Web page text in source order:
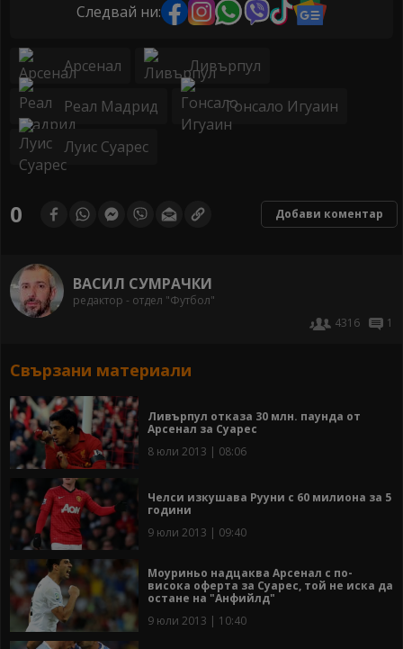
Следвай ни:
Арсенал Ливърпул
Реал Мадрид Гонсало Игуаин
Луис Суарес
0 Добави коментар
ВАСИЛ СУМРАЧКИ
редактор - отдел "Футбол"
4316
1
Свързани материали
Ливърпул отказа 30 млн. паунда от
Арсенал за Суарес
8 юли 2013 | 08:06
Челси изкушава Рууни с 60 милиона за 5
години
9 юли 2013 | 09:40
Моуриньо надцаква Арсенал с по-
висока оферта за Суарес, той не иска да
остане на "Анфийлд"
9 юли 2013 | 10:40